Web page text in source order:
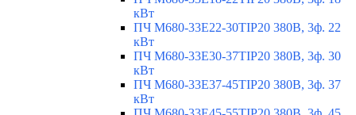
кВт
ПЧ M680-33E22-30TIP20 380В, 3ф. 22
кВт
ПЧ M680-33E30-37TIP20 380В, 3ф. 30
кВт
ПЧ M680-33E37-45TIP20 380В, 3ф. 37
кВт